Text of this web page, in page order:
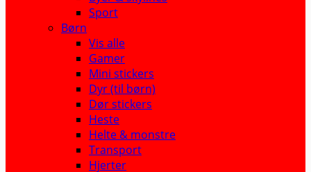
Sport
Børn
Vis alle
Gamer
Mini stickers
Dyr (til børn)
Dør stickers
Heste
Helte & monstre
Transport
Hjerter